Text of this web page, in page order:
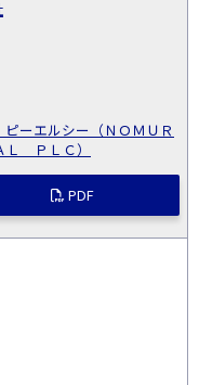
ーエルシー（ＮＯＭＵＲ
ＰＬＣ）
PDF